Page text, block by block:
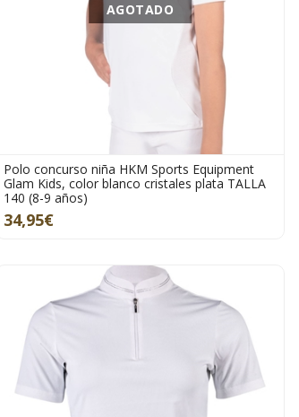
AGOTADO
Polo concurso niña HKM Sports Equipment
Glam Kids, color blanco cristales plata TALLA
140 (8-9 años)
34,95€